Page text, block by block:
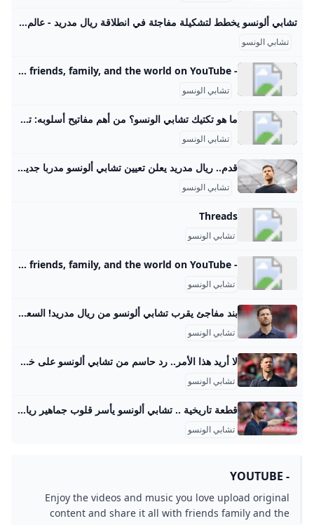
تشابي ألونسو يخطط لتشكيلة مفاجئة في انطلاقة ريال مدريد - عالم الأهداف تشابي ألونسو يخطط لتشكيلة مفاجئة لريال مدريد ويستعد بقوة قبل انطلاق الموسم الجديد بعد خسارة ثقيلة أمام باريس سان جيرمان 2025-08-272025-08-272025-08-272025-08-272025-08-262025-08-272025-08-272025-08-272025-08-272025-08-262025-08-232025-08-182025-08-162025-08-152025-08-142025-08-272025-08-272025-08-272025-08-272025-08-272025-08-262025-08-252025-08-242025-08-212025-08-212025-08-272025-08-272025-08-272025-08-272025-08-262025-08-272025-08-272025-08-272025-08-272025-08-262025-08-232025-08-182025-08-162025-08-152025-08-142025-08-272025-08-272025-08-272025-08-272025-08-272025-08-262025-08-252025-08-242025-08-212025-08-21الصفقات الرسمية2025-08-27أخبار الكرة العربية2025-08-27أخبار الكرة العالمية2025-08-27الصفقات الرسمية2025-08-27برشلونة يحدد سعر فيرمين لوبيز المطلوب لإتمام انتقاله إلى تشيلسي وسط اهتمام متزايد وفرصة لزيادة راتبه بشكل كبير اقرأ المزيد أخبار الكرة العربية2025-08-27مانويل نافارو يحث حكام دوري روشن على التركيز وتقديم أداء مميز طوال الموسم الجديد لضمان مستوى تحكيمي عالي ومنافسة قوية اقرأ المزيد أخبار الكرة العالمية2025-08-27تتشبث ريال مدريد بأمل جديد مع أوريليان تشواميني الذي يسعى لإعادة إحياء مسيرته تحت قيادة تشابي ألونسو اقرأ المزيد الصفقات الرسمية2025-08-27الخلود يقترب من ضم المدافع البرتغالي دومينغوس دوارتي لتعزيز دفاعه بخبرة أوروبية مميزة من الدوري الإسباني اقرأ المزيد أخبار الكرة العربية2025-08-27الأهلي يقرر الإبقاء على فرانك كيسيه مؤقتًا بانتظار ضم لاعب أقوى، تعرف على تفاصيل القرار وتأثيره على الفريق قبل مواجهة نيوم اقرأ المزيد
تشابي الونسو
- YouTube Enjoy the videos and music you love, upload original content, and share it all with friends, family, and the world on YouTube.
تشابي الونسو
ما هو تكتيك تشابي الونسو؟ من أهم مفاتيح أسلوبه: تقسيم الملعب لمربعات صغيرة. هالشي بيساعد اللاعبين يعرفوا وين لازم يكونوا، وكيف يتحركوا لفتح زوايا تمرير دايمًا. بمرحلة البناء، دايمًا في 3 بالخلف ومعهم محورين بيعطوا استقرار وانتشار. الفريق بيتحرّك بديناميكية، الكل عم يدوّر على المساحة مش على الكرة بس.May 9, 2025
تشابي الونسو
قدم.. ريال مدريد يعلن تعيين تشابي ألونسو مدربا جديدا للفريق بعقد لمدة 3 سنوات حتى يونيو 2028، خلفا للإيطالي كارلو أنشيلوتي - Anadolu Ajansı بعقد لمدة 3 سنوات حتى يونيو 2028، خلفا للإيطالي كارلو أنشيلوتي Ahmed Hassan |25.05.2025 - محدث : 26.05.2025 إسطنبول / أحمد حسن / الأناضول أعلن نادي ريال مدريد الإسباني، الأحد، تعاقده رسميا مع تشابي ألونسو لتولى منصب مدرب الفريق، لمدة 3 مواسم مقبلة، حتى 30 يونيو/ حزيران 2028، خلفا للإيطالي كارلو أنشيلوتي. وقال النادي في بيان عبر موقعه الإلكتروني: “أعلن نادي ريال مدريد أن تشابي ألونسو سيكون مديرا فنيا للفريق خلال المواسم الثلاثة المقبلة، من 1 يونيو 2025 إلى 30 يونيو 2028”.
تشابي الونسو
Threads
تشابي الونسو
- YouTube Enjoy the videos and music you love, upload original content, and share it all with friends, family, and the world on YouTube.
تشابي الونسو
بند مفاجئ يقرب تشابي ألونسو من ريال مدريد! السعودية Goal.com هل هو خليفة أنشيلوتي؟
تشابي الونسو
لا أريد هذا الأمر.. رد حاسم من تشابي ألونسو على خلافة أنشيلوتي في ريال مدريد العربية Goal.com تتواصل التكهنات بشأن منصب المدير الفني لريال مدريد، بعد زيادة الضغوط على المدرب الحالي كارلو أنشيلوتي، والذي يقترب من الرحيل بنهاية الموسم الجاري، بعد الخروج الكارثي من دوري أبطال أوروبا.
تشابي الونسو
قطعة تاريخية .. تشابي ألونسو يأسر قلوب جماهير ريال مدريد بحذاء أسطوري! العربية Goal.com نال تشابي ألونسو، مدرب ريال مدريد، ثقة واحترام جماهير الملكي بتفصيلة صغيرة ظهرت في تدريباته الأولى مع الفريق.
تشابي الونسو
- YOUTUBE
Enjoy the videos and music you love upload original
content and share it all with friends family and the